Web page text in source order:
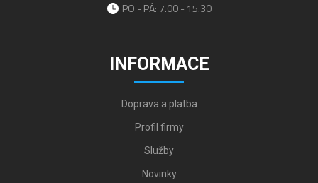
PO - PÁ: 7.00 - 15.30
INFORMACE
Doprava a platba
Profil firmy
Služby
Novinky